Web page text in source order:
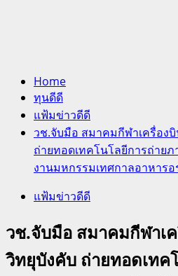
Home
ทุนดีดี
แฟ้มข่าวดีดี
วช.จับมือ สมาคมกีฬาเครื่อง
ถ่ายทอดเทคโนโลยีการถ่าย
งานมหกรรมเทศกาลอาหาร
แฟ้มข่าวดีดี
วช.จับมือ สมาคมกีฬาเ
วิทยุบังคับ ถ่ายทอดเทค